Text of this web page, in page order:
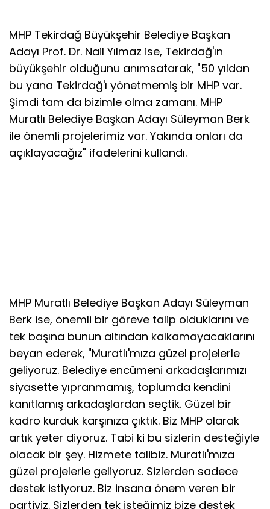
MHP Tekirdağ Büyükşehir Belediye Başkan
Adayı Prof. Dr. Nail Yılmaz ise, Tekirdağ'ın
büyükşehir olduğunu anımsatarak, "50 yıldan
bu yana Tekirdağ'ı yönetmemiş bir MHP var.
Şimdi tam da bizimle olma zamanı. MHP
Muratlı Belediye Başkan Adayı Süleyman Berk
ile önemli projelerimiz var. Yakında onları da
açıklayacağız" ifadelerini kullandı.
MHP Muratlı Belediye Başkan Adayı Süleyman
Berk ise, önemli bir göreve talip olduklarını ve
tek başına bunun altından kalkamayacaklarını
beyan ederek, "Muratlı'mıza güzel projelerle
geliyoruz. Belediye encümeni arkadaşlarımızı
siyasette yıpranmamış, toplumda kendini
kanıtlamış arkadaşlardan seçtik. Güzel bir
kadro kurduk karşınıza çıktık. Biz MHP olarak
artık yeter diyoruz. Tabi ki bu sizlerin desteğiyle
olacak bir şey. Hizmete talibiz. Muratlı'mıza
güzel projelerle geliyoruz. Sizlerden sadece
destek istiyoruz. Biz insana önem veren bir
partiyiz. Sizlerden tek isteğimiz bize destek